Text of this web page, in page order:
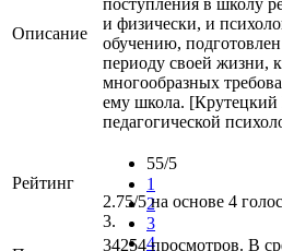
Описание
поступления в школу
и физически, и
обучению,
периоду своей жизни,
многообразных
ему школа.
педагогической
Рейтинг
55/5
1
2
3
4
2.75/5 на основе 4
3.
34254 просмотров. В